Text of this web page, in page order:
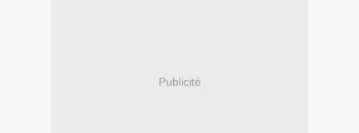
Publicité